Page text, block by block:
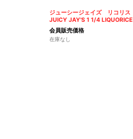
ジューシージェイズ リコリス
JUICY JAY'S 1 1/4 LIQUORICE
会員販売価格
在庫なし